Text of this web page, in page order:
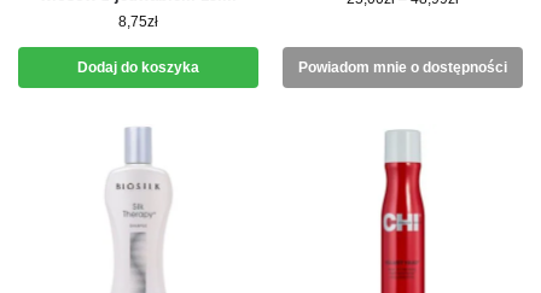
8,75zł
Dodaj do koszyka Powiadom mnie o dostępności